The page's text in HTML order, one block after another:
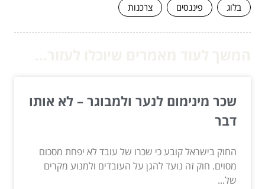
בלוג
פיננסים צרכנות
שכר מינימום לנער ולמבוגר – לא אותו
דבר
החוק בישראל קובע כי שכרו של עובד לא יפחת מסכום
מסוים. חוק זה נועד להגן על העובדים ולמנוע מקרים
של...